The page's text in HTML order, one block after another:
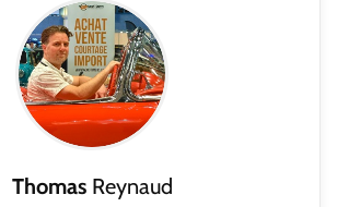
ThomasReynaud